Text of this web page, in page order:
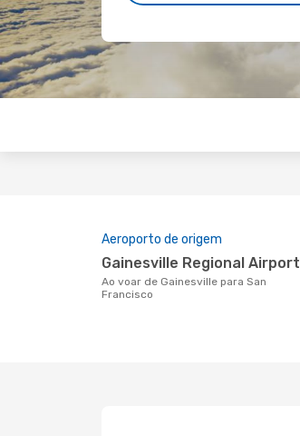
Aeroporto de origem
Gainesville Regional Airport
Ao voar de Gainesville para San
Francisco